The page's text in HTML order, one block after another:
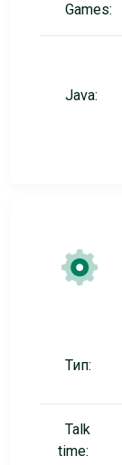
Games:
Java:
Тип:
Talk
time: